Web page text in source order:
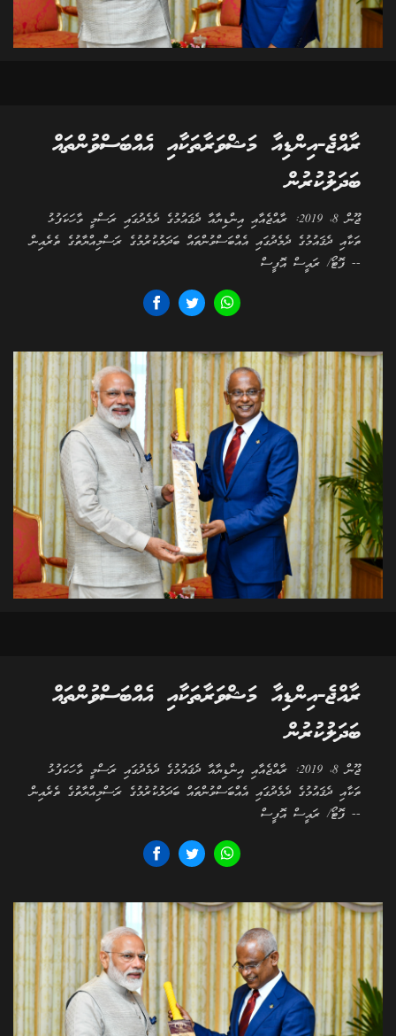
ރާއްޖެ-އިންޑިއާ މަޝްވަރާތަކާއި އެއްބަސްވުންތައް
ބަދަލުކުރުން
ޖޫން 8، 2019: ރާއްޖެއާއި އިންޑިޔާއާ ދެޤައުމުގެ ދެމެދުގައި ރަސްމީ ވާހަކަފުޅު
ތަކާއި ދެޤައުމުގެ ދެމެދުގައި އެއްބަސްވުންތައް ބަދަލުކުރުމުގެ ރަސްމިއްޔާތުގެ ތެރެއިން
-- ފޮޓޯ/ ރައީސް އޮފީސް
ރާއްޖެ-އިންޑިއާ މަޝްވަރާތަކާއި އެއްބަސްވުންތައް
ބަދަލުކުރުން
ޖޫން 8، 2019: ރާއްޖެއާއި އިންޑިޔާއާ ދެޤައުމުގެ ދެމެދުގައި ރަސްމީ ވާހަކަފުޅު
ތަކާއި ދެޤައުމުގެ ދެމެދުގައި އެއްބަސްވުންތައް ބަދަލުކުރުމުގެ ރަސްމިއްޔާތުގެ ތެރެއިން
-- ފޮޓޯ/ ރައީސް އޮފީސް